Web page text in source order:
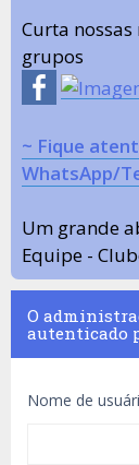
Curta
grupos
~ Fique
WhatsApp/
Um grande
Equipe -
O
autenticado
Nome de